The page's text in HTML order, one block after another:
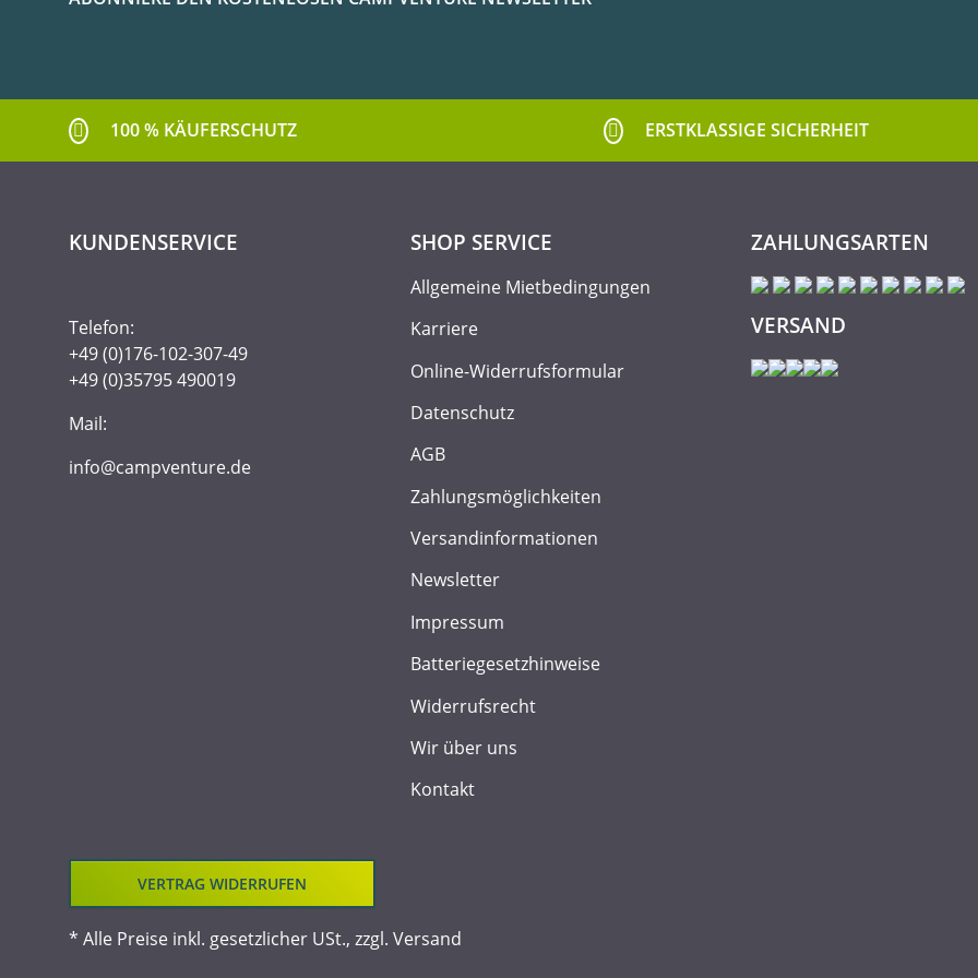
100 % KÄUFERSCHUTZ ERSTKLASSIGE SICHERHEIT
KUNDENSERVICE
Telefon:
+49 (0)176-102-307-49
+49 (0)35795 490019
Mail:
info@campventure.de
SHOP SERVICE
Allgemeine Mietbedingungen
Karriere
Online-Widerrufsformular
Datenschutz
AGB
Zahlungsmöglichkeiten
Versandinformationen
Newsletter
Impressum
Batteriegesetzhinweise
Widerrufsrecht
Wir über uns
Kontakt
ZAHLUNGSARTEN
VERSAND
VERTRAG WIDERRUFEN
* Alle Preise inkl. gesetzlicher USt., zzgl. Versand